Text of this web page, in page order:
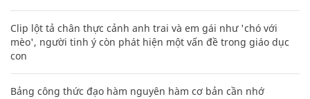
Clip lột tả chân thực cảnh anh trai và em gái như 'chó với
mèo', người tinh ý còn phát hiện một vấn đề trong giáo dục
con
Bảng công thức đạo hàm nguyên hàm cơ bản cần nhớ